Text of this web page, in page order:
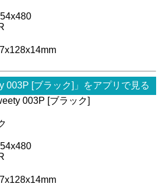
003P [ブラック]」をアプリで見る
003P [ブラック]